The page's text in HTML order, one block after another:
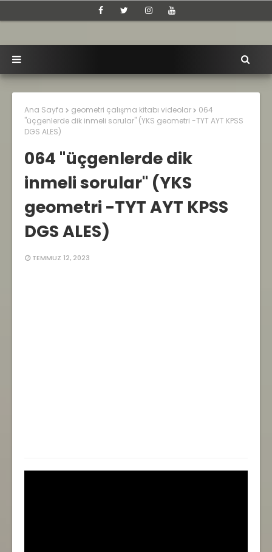
Ana Sayfa geometri çalışma kitabı videolar
064
"üçgenlerde dik inmeli sorular" (YKS geometri -TYT AYT KPSS
DGS ALES)
064 "üçgenlerde dik
inmeli sorular" (YKS
geometri -TYT AYT KPSS
DGS ALES)
TEMMUZ 12, 2023